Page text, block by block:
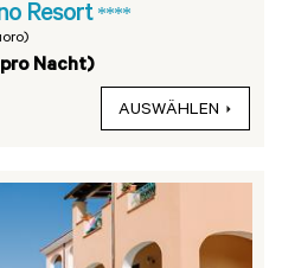
Resort ****
Nacht)
AUSWÄHLEN